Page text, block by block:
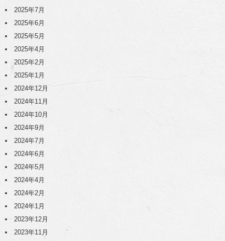
2025年7月
2025年6月
2025年5月
2025年4月
2025年2月
2025年1月
2024年12月
2024年11月
2024年10月
2024年9月
2024年7月
2024年6月
2024年5月
2024年4月
2024年2月
2024年1月
2023年12月
2023年11月